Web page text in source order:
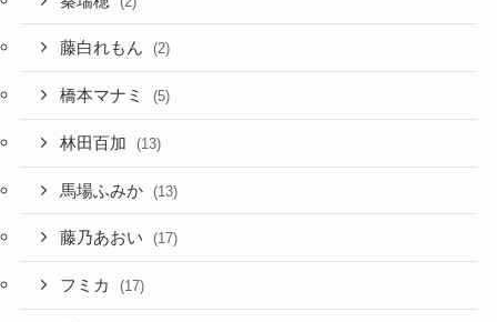
藤白れもん (2)
橋本マナミ (5)
林田百加 (13)
馬場ふみか (13)
藤乃あおい (17)
フミカ (17)